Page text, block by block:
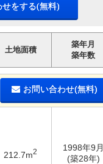
せをする(無料)
土地面積
築年月
築年数
お問い合わせ(無料)
212.7m2
1998年9月
(築28年)